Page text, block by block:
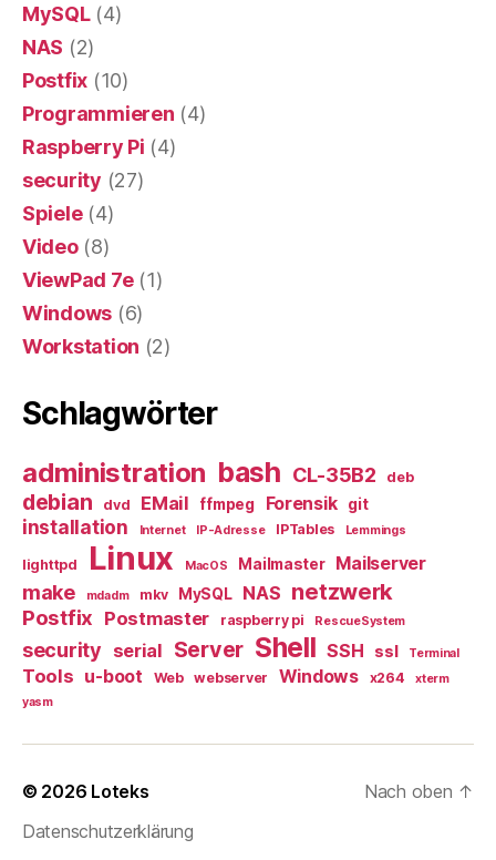
MySQL(4)
NAS (2)
Postfix (10)
Programmieren (4)
Raspberry Pi (4)
security (27)
Spiele(4)
Video(8)
ViewPad 7e(1)
Windows (6)
Workstation (2)
Schlagwörter
administration bash CL-35B2 deb
debian dvd EMail ffmpeg Forensik git
installation Internet IP-Adresse IPTables Lemmings
lighttpd Linux MacOS Mailmaster Mailserver
make mdadm mkv MySQL NAS netzwerk
Postfix Postmaster raspberry pi RescueSystem
security serial Server Shell SSH ssl Terminal
Tools u-boot Web webserver Windows x264
xterm
yasm
© 2026 Loteks
Datenschutzerklärung
Nach oben ↑